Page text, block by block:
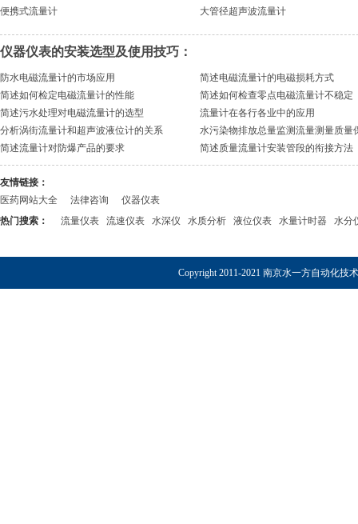
便携式流量计
大管径超声波流量计
仪器仪表的安装选型及使用技巧：
防水电磁流量计的市场应用
简述电磁流量计的电磁损耗方式
简述如何检定电磁流量计的性能
简述如何检查零点电磁流量计不稳定
简述污水处理对电磁流量计的选型
流量计在各行各业中的应用
分析涡街流量计和超声波液位计的关系
水污染物排放总量监测流量测量质量
简述流量计对防爆产品的要求
简述质量流量计安装管段的衔接方法
友情链接：
医药网站大全
法律咨询
仪器仪表
热门搜索：
流量仪表 流速仪表 水深仪 水质分析 液位仪表 水量计时器 水分
Copyright 2011-2021 南京水一方自动化技